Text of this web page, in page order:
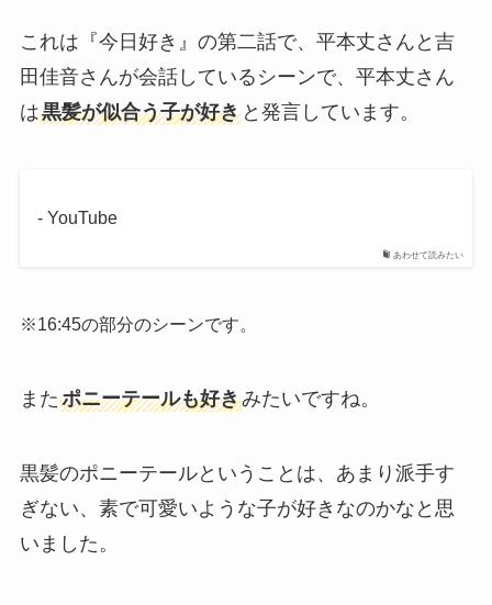
これは『今日好き』の第二話で、平本丈さんと吉
田佳音さんが会話しているシーンで、平本丈さん
は黒髪が似合う子が好きと発言しています。
あわせて読みたい
- YouTube
※16:45の部分のシーンです。
またポニーテールも好きみたいですね。
黒髪のポニーテールということは、あまり派手す
ぎない、素で可愛いような子が好きなのかなと思
いました。